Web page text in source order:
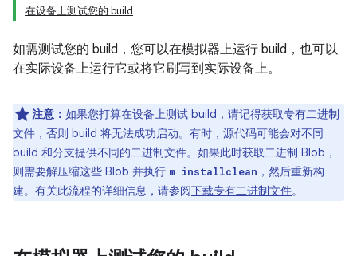
在设备上测试您的 build
如需测试您的 build，您可以在模拟器上运行 build，也可以
在实际设备上运行它或将它刷写到实际设备上。
注意： 如果您打算在设备上测试 build，请记得获取专有二进制
文件，否则 build 将无法成功启动。有时，源代码可能会对不同
build 和分支提供不同的二进制文件。如果此时获取二进制 Blob，
则需要解压缩这些 Blob 并执行 m installclean ，然后重新构
建。有关此流程的详细信息，请参阅下载专有二进制文件。